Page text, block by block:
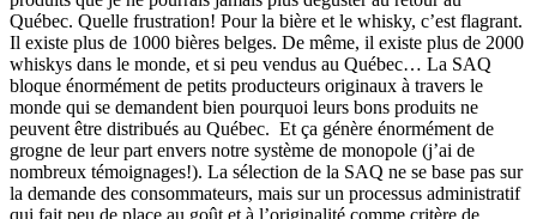
Québec. Quelle frustration! Pour la bière et le whisky, c’est flagrant.
Il existe plus de 1000 bières belges. De même, il existe plus de 2000
whiskys dans le monde, et si peu vendus au Québec… La SAQ
bloque énormément de petits producteurs originaux à travers le
monde qui se demandent bien pourquoi leurs bons produits ne
peuvent être distribués au Québec. Et ça génère énormément de
grogne de leur part envers notre système de monopole (j’ai de
nombreux témoignages!). La sélection de la SAQ ne se base pas sur
la demande des consommateurs, mais sur un processus administratif
qui fait peu de place au goût et à l’originalité comme critère de